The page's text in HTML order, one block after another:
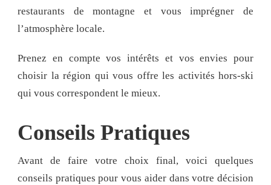
restaurants de montagne et vous imprégner de
l’atmosphère locale.
Prenez en compte vos intérêts et vos envies pour
choisir la région qui vous offre les activités hors-ski
qui vous correspondent le mieux.
Conseils Pratiques
Avant de faire votre choix final, voici quelques
conseils pratiques pour vous aider dans votre décision